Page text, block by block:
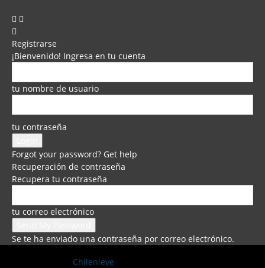
Registrarse
¡Bienvenido! Ingresa en tu cuenta
tu nombre de usuario
tu contraseña
Forgot your password? Get help
Recuperación de contraseña
Recupera tu contraseña
tu correo electrónico
Se te ha enviado una contraseña por correo electrónico.
Chilenieve